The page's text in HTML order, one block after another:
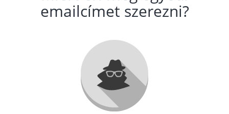
emailcímet szerezni?